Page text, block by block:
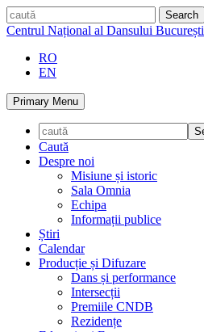
Skip
to
caută
Centrul Național al Dansului București
RO
EN
Primary Menu
Caută
Despre noi
Misiune și istoric
Sala Omnia
Echipa
Informații publice
Știri
Calendar
Producție și Difuzare
Dans și performance
Intersecții
Premiile CNDB
Rezidențe